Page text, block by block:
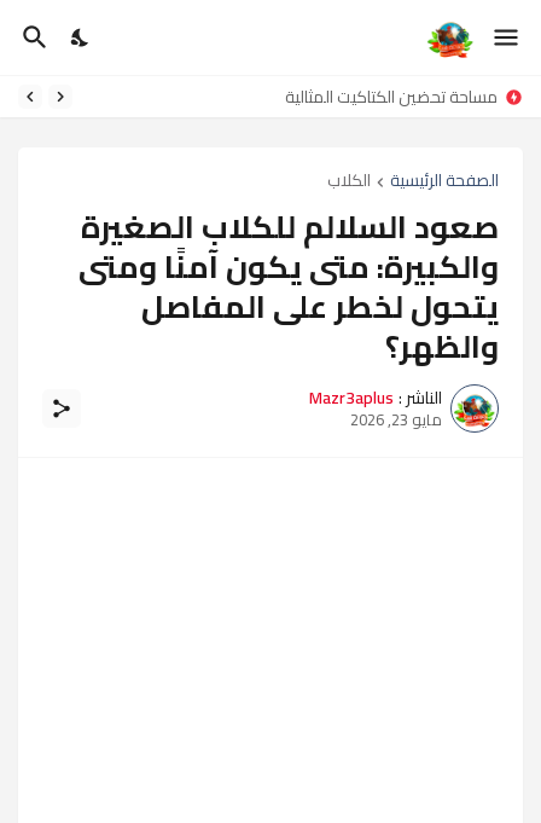
مساحة تحضين الكتاكيت المثالية
الصفحة الرئيسية الكلاب
صعود السلالم للكلاب الصغيرة
والكبيرة: متى يكون آمنًا ومتى
يتحول لخطر على المفاصل
والظهر؟
الناشر :Mazr3aplus
مايو 23, 2026